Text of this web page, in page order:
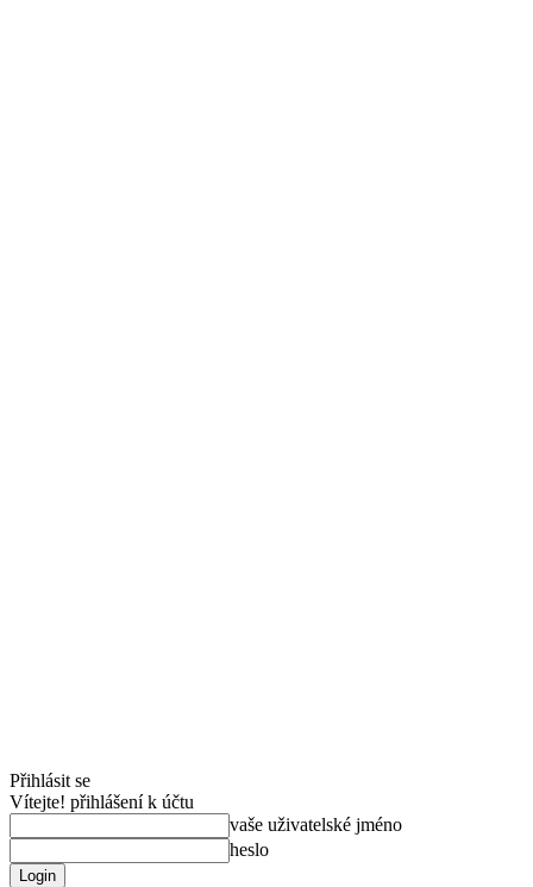
Přihlásit se
Vítejte! přihlášení k účtu
vaše uživatelské jméno
heslo